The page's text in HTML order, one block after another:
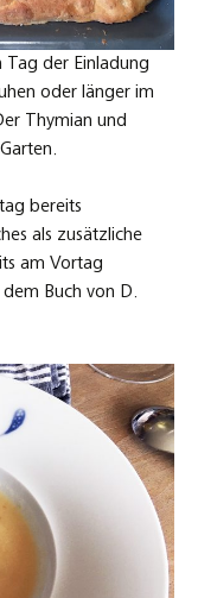
Tag der Einladung
oder länger im
Thymian und
bereits
als zusätzliche
am Vortag
Buch von D.